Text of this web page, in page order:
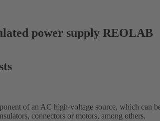
power supply REOLAB
of an AC high-voltage source, which can
connectors or motors, among others.